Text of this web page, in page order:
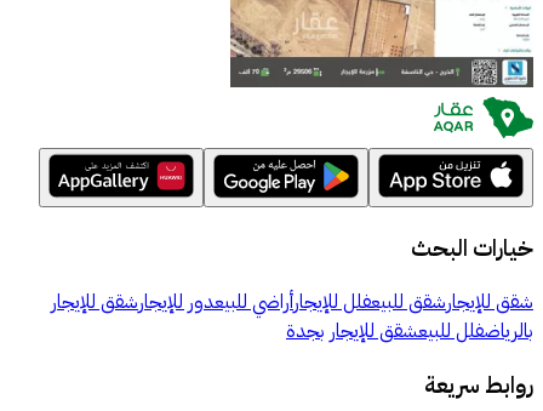
خيارات البحث
شقق للإيجارشقق للبيعفلل للإيجارأراضي للبيعدور للإيجارشقق للإيجار
بالرياضفلل للبيعشقق للإيجار بجدة
روابط سريعة